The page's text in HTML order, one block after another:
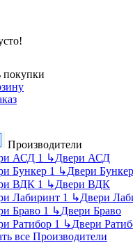
Производители
↳Двери АСД
↳Двери Бункер
↳Двери ВДК
↳Двери
↳Двери Браво
↳Двери
все Производители